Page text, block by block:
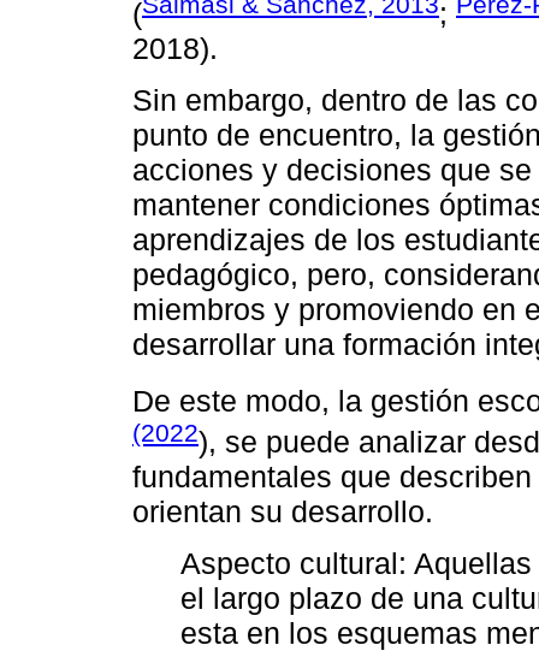
( ;
2018).
Sin embargo, dentro de las
punto de encuentro, la
acciones y decisiones que
mantener condiciones
aprendizajes de los
pedagógico, pero,
miembros y promoviendo en
desarrollar una formación
De este modo, la gestión
(2022), se puede analizar
fundamentales que
orientan su desarrollo.
Aspecto cultural:
el largo plazo de una
esta en los esquemas